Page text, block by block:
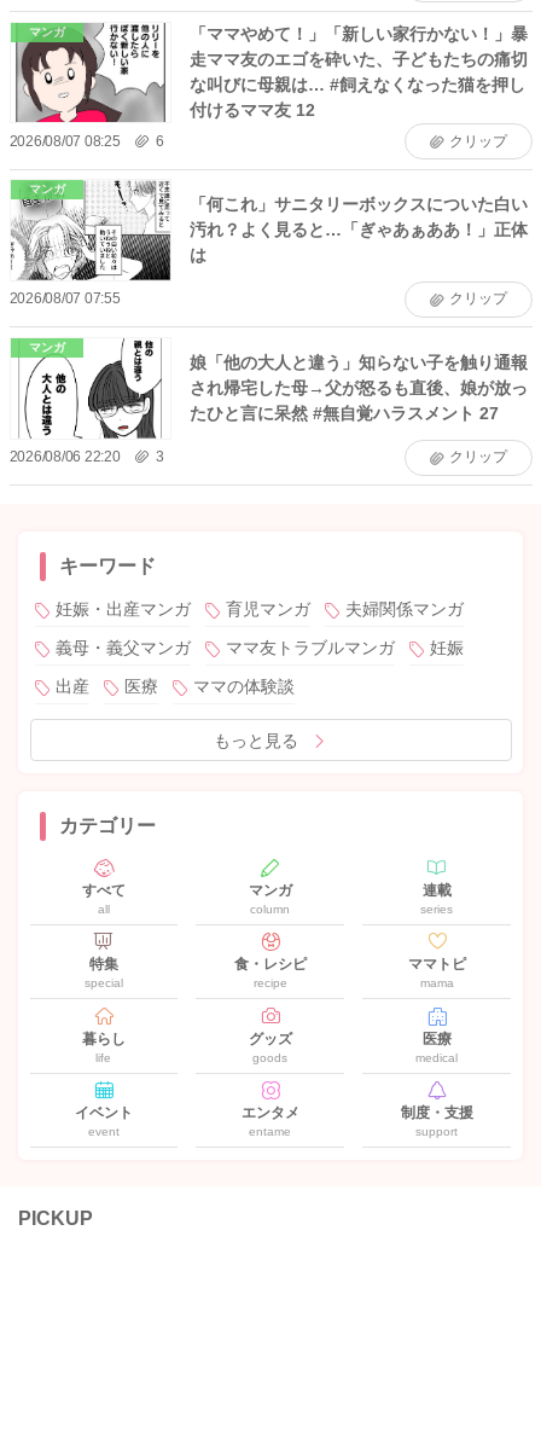
マンガ
「ママやめて！」「新しい家行かない！」暴
走ママ友のエゴを砕いた、子どもたちの痛切
な叫びに母親は… #飼えなくなった猫を押し
付けるママ友 12
2026/08/07 08:25 6 クリップ
マンガ
「何これ」サニタリーボックスについた白い
汚れ？よく見ると…「ぎゃあぁああ！」正体
は
2026/08/07 07:55 クリップ
マンガ
娘「他の大人と違う」知らない子を触り通報
され帰宅した母→父が怒るも直後、娘が放っ
たひと言に呆然 #無自覚ハラスメント 27
2026/08/06 22:20 3 クリップ
キーワード
妊娠・出産マンガ 育児マンガ
夫婦関係マンガ
義母・義父マンガ
ママ友トラブルマンガ
妊娠
出産
医療 ママの体験談
もっと見る
カテゴリー
すべて
all
マンガ
column
連載
series
特集
special
食・レシピ
recipe
ママトピ
mama
暮らし
life
グッズ
goods
医療
medical
イベント
event
エンタメ
entame
制度・支援
support
PICKUP